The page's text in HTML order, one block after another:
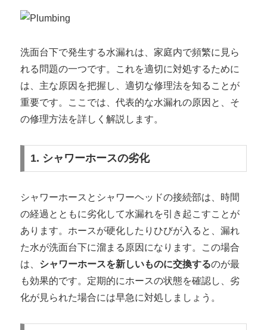
洗面台下で発生する水漏れは、家庭内で頻繁に見ら
れる問題の一つです。これを適切に対処するために
は、主な原因を把握し、適切な修理法を知ることが
重要です。ここでは、代表的な水漏れの原因と、そ
の修理方法を詳しく解説します。
1. シャワーホースの劣化
シャワーホースとシャワーヘッドの接続部は、時間
の経過とともに劣化して水漏れを引き起こすことが
あります。ホースが硬化したりひびが入ると、漏れ
た水が洗面台下に溜まる原因になります。この場合
は、 シャワーホースを新しいものに交換するのが最
も効果的です。定期的にホースの状態を確認し、劣
化が見られた場合には早急に対処しましょう。